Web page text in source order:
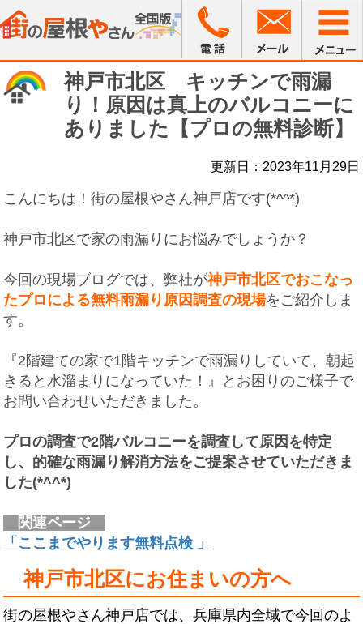
神戸市北区 キッチンで雨漏
り！原因は真上のバルコニーに
ありました【プロの無料診断】
更新日：2023年11月29日
こんにちは！街の屋根やさん神戸店です(*^^*)
神戸市北区で家の雨漏りにお悩みでしょうか？
今回の現場ブログでは、弊社が神戸市北区でおこなっ
たプロによる無料雨漏り原因調査の現場をご紹介しま
す。
『2階建ての家で1階キッチンで雨漏りしていて、朝起
きると水溜まりになっていた！』とお困りのご様子で
お問い合わせいただきました。
プロの調査で2階バルコニーを調査して原因を特定
し、的確な雨漏り解消方法をご提案させていただきま
した(*^^*)
関連ページ
「ここまでやります無料点検 」
神戸市北区にお住まいの方へ
街の屋根やさん神戸店では、兵庫県内全域で今回のよ